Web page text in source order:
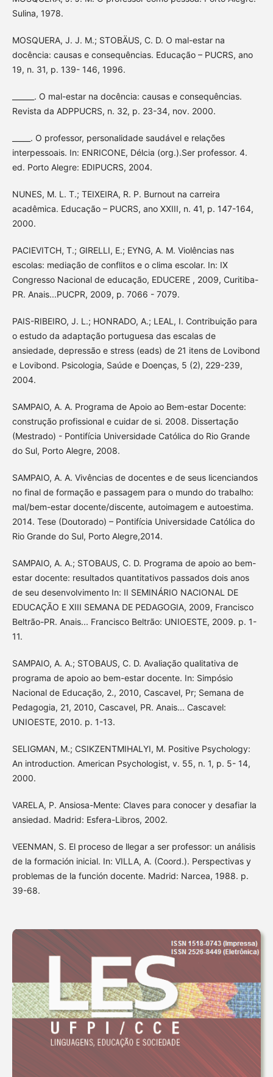
Sulina, 1978.
MOSQUERA, J. J. M.; STOBÄUS, C. D. O mal-estar na
docência: causas e consequências. Educação – PUCRS, ano
19, n. 31, p. 139- 146, 1996.
______. O mal-estar na docência: causas e consequências.
Revista da ADPPUCRS, n. 32, p. 23-34, nov. 2000.
_____. O professor, personalidade saudável e relações
interpessoais. In: ENRICONE, Délcia (org.).Ser professor. 4.
ed. Porto Alegre: EDIPUCRS, 2004.
NUNES, M. L. T.; TEIXEIRA, R. P. Burnout na carreira
acadêmica. Educação – PUCRS, ano XXIII, n. 41, p. 147-164,
2000.
PACIEVITCH, T.; GIRELLI, E.; EYNG, A. M. Violências nas
escolas: mediação de conflitos e o clima escolar. In: IX
Congresso Nacional de educação, EDUCERE , 2009, Curitiba-
PR. Anais...PUCPR, 2009, p. 7066 - 7079.
PAIS-RIBEIRO, J. L.; HONRADO, A.; LEAL, I. Contribuição para
o estudo da adaptação portuguesa das escalas de
ansiedade, depressão e stress (eads) de 21 itens de Lovibond
e Lovibond. Psicologia, Saúde e Doenças, 5 (2), 229-239,
2004.
SAMPAIO, A. A. Programa de Apoio ao Bem-estar Docente:
construção profissional e cuidar de si. 2008. Dissertação
(Mestrado) - Pontifícia Universidade Católica do Rio Grande
do Sul, Porto Alegre, 2008.
SAMPAIO, A. A. Vivências de docentes e de seus licenciandos
no final de formação e passagem para o mundo do trabalho:
mal/bem-estar docente/discente, autoimagem e autoestima.
2014. Tese (Doutorado) – Pontifícia Universidade Católica do
Rio Grande do Sul, Porto Alegre,2014.
SAMPAIO, A. A.; STOBAUS, C. D. Programa de apoio ao bem-
estar docente: resultados quantitativos passados dois anos
de seu desenvolvimento In: II SEMINÁRIO NACIONAL DE
EDUCAÇÃO E XIII SEMANA DE PEDAGOGIA, 2009, Francisco
Beltrão-PR. Anais... Francisco Beltrão: UNIOESTE, 2009. p. 1-
11.
SAMPAIO, A. A.; STOBAUS, C. D. Avaliação qualitativa de
programa de apoio ao bem-estar docente. In: Simpósio
Nacional de Educação, 2., 2010, Cascavel, Pr; Semana de
Pedagogia, 21, 2010, Cascavel, PR. Anais... Cascavel:
UNIOESTE, 2010. p. 1-13.
SELIGMAN, M.; CSIKZENTMIHALYI, M. Positive Psychology:
An introduction. American Psychologist, v. 55, n. 1, p. 5- 14,
2000.
VARELA, P. Ansiosa-Mente: Claves para conocer y desafiar la
ansiedad. Madrid: Esfera-Libros, 2002.
VEENMAN, S. El proceso de llegar a ser professor: un análisis
de la formación inicial. In: VILLA, A. (Coord.). Perspectivas y
problemas de la función docente. Madrid: Narcea, 1988. p.
39-68.